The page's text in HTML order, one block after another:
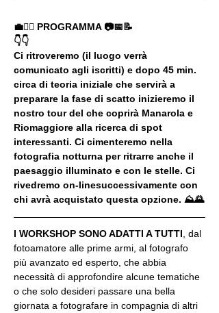
💼🚶‍♂️ PROGRAMMA 📷📅📝
👇👇
Ci ritroveremo (il luogo verrà
comunicato agli iscritti) e dopo 45 min.
circa di teoria iniziale che servirà a
preparare la fase di scatto inizieremo il
nostro tour del che coprirà Manarola e
Riomaggiore alla ricerca di spot
interessanti. Ci cimenteremo nella
fotografia notturna per ritrarre anche il
paesaggio illuminato e con le stelle. Ci
rivedremo on-linesuccessivamente con
chi avrà acquistato questa opzione. ⛰🌄
I WORKSHOP SONO ADATTI A TUTTI , dal
fotoamatore alle prime armi, al fotografo
più avanzato ed esperto, che abbia
necessità di approfondire alcune tematiche
o che solo desideri passare una bella
giornata a fotografare in compagnia di altri